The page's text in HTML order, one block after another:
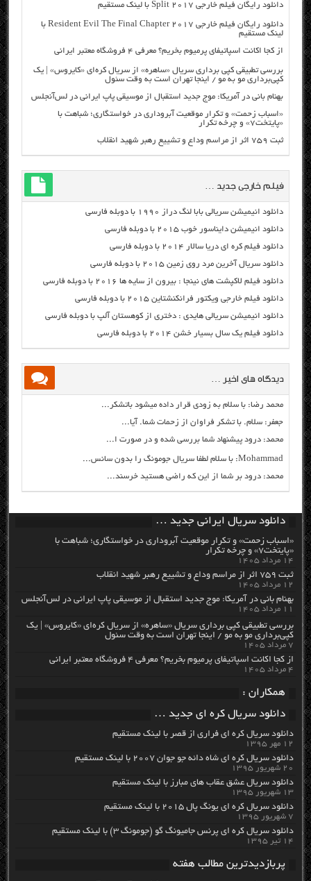
دانلود رایگان فیلم خارجی Split 2017 با لینک مستقیم
دانلود رایگان فیلم خارجی Resident Evil The Final Chapter 2017 با
لینک مستقیم
از کجا اکانت اسپاتیفای پرمیوم بخریم؟ معرفی ۴ فروشگاه معتبر ایرانی
بررسی تطبیقی کپی برداری سریال «ساهره» از سریال کره‌ای «کایروس» | یک
کپی‌برداری مو به مو / اینجا تهران است به وقت سئول
بهنام بانی در آمریکا: موج جدید استقبال از موسیقی پاپ ایرانی در لس‌آنجلس
«اسباب زحمت» و تکرار موقعیت آبروداری در خواستگاری؛ شباهت با
«پایتخت۷» و چرخه تکرار
ثبت ۷۵۹ اثر از مراسم وداع و تشییع رهبر شهید انقلاب
فیلم خارجی جدید …
دانلود انیمیشن سریالی بابا لنگ دراز ۱۹۹۰ با دوبله فارسی
دانلود انیمیشن دایناسور خوب ۲۰۱۵ با دوبله فارسی
دانلود فیلم کره ای دریا سالار ۲۰۱۴ با دوبله فارسی
دانلود سریال آخرین مرد روی زمین ۲۰۱۵ با دوبله فارسی
دانلود فیلم لاکپشت های نینجا : بیرون از سایه ها ۲۰۱۶ با دوبله فارسی
دانلود فیلم خارجی ویکتور فرانکنشتاین ۲۰۱۵ با دوبله فارسی
دانلود انیمیشن سریالی هایدی : دختری از کوهستان آلپ با دوبله فارسی
دانلود فیلم یک سال بسیار خشن ۲۰۱۴ با دوبله فارسی
دیدگاه های اخیر …
محمد رضا: با سلام به زودی قرار داده میشود باتشکر...
جعفر: سلام. با تشکر فراوان از زحمات شما. آیا...
محمد: درود پیشنهاد شما بررسی شده و در صورت ا...
Mohammad: با سلام لطفا سریال جومونگ را بدون سانس...
محمد: درود بر شما از این که راضی هستید خرسند...
دانلود سریال ایرانی جدید …
«اسباب زحمت» و تکرار موقعیت آبروداری در خواستگاری؛ شباهت با
«پایتخت۷» و چرخه تکرار
۱۴ مرداد ۱۴۰۵
ثبت ۷۵۹ اثر از مراسم وداع و تشییع رهبر شهید انقلاب
۱۲ مرداد ۱۴۰۵
بهنام بانی در آمریکا: موج جدید استقبال از موسیقی پاپ ایرانی در لس‌آنجلس
۱۱ مرداد ۱۴۰۵
بررسی تطبیقی کپی برداری سریال «ساهره» از سریال کره‌ای «کایروس» | یک
کپی‌برداری مو به مو / اینجا تهران است به وقت سئول
۷ مرداد ۱۴۰۵
از کجا اکانت اسپاتیفای پرمیوم بخریم؟ معرفی ۴ فروشگاه معتبر ایرانی
۴ مرداد ۱۴۰۵
همکاران :
دانلود سریال کره ای جدید …
دانلود سریال کره ای فراری از قصر با لینک مستقیم
۱۲ مهر ۱۳۹۵
دانلود سریال کره ای شاه دائه جو جوان ۲۰۰۷ با لینک مستقیم
۲۰ شهریور ۱۳۹۵
دانلود سریال عشق عقاب های مبارز با لینک مستقیم
۱۳ شهریور ۱۳۹۵
دانلود سریال کره ای یونگ پال ۲۰۱۵ با لینک مستقیم
۷ شهریور ۱۳۹۵
دانلود سریال کره ای پرنس جامیونگ گو (جومونگ ۳) با لینک مستقیم
۱۴ تیر ۱۳۹۵
پربازدیدترین مطالب هفته